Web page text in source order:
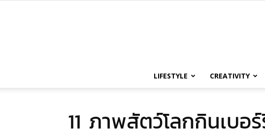
LIFESTYLE CREATIVITY
11 ภาพสัตว์โลกกินเบอ